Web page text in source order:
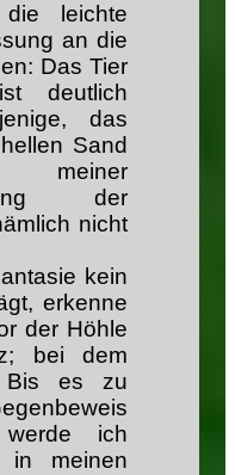
leichte
an die
Das Tier
deutlich
das
Sand
der
nicht
kein
erkenne
der Höhle
bei dem
Bis es zu
werde ich
in meinen